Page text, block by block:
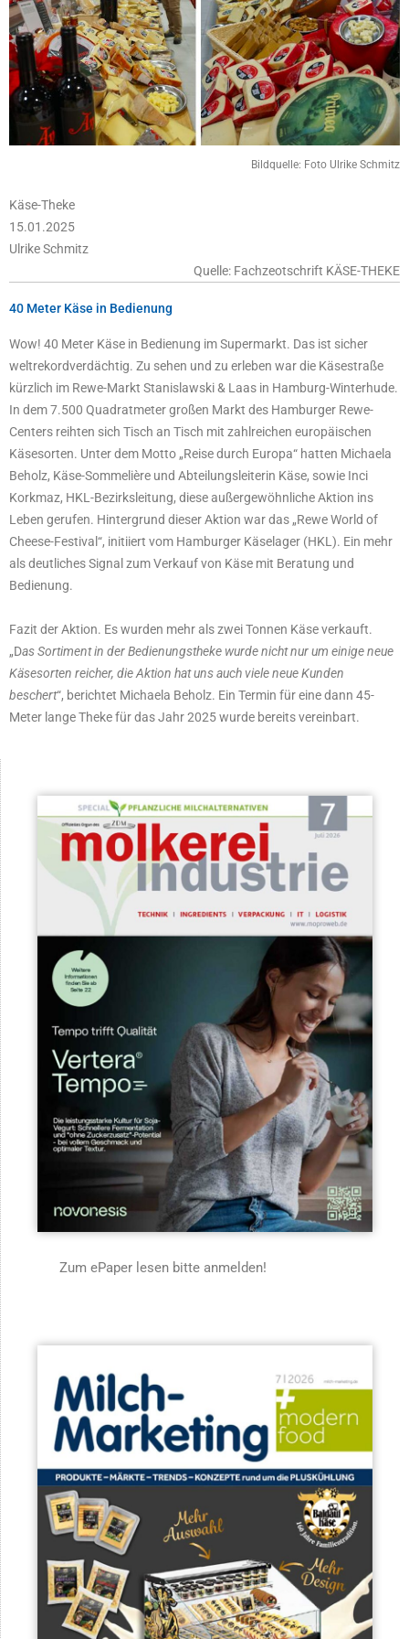
Bildquelle: Foto Ulrike Schmitz
Käse-Theke
15.01.2025
Ulrike Schmitz
Quelle: Fachzeotschrift KÄSE-THEKE
40 Meter Käse in Bedienung
Wow! 40 Meter Käse in Bedienung im Supermarkt. Das ist sicher
weltrekordverdächtig. Zu sehen und zu erleben war die Käsestraße
kürzlich im Rewe-Markt Stanislawski & Laas in Hamburg-Winterhude.
In dem 7.500 Quadratmeter großen Markt des Hamburger Rewe-
Centers reihten sich Tisch an Tisch mit zahlreichen europäischen
Käsesorten. Unter dem Motto „Reise durch Europa“ hatten Michaela
Beholz, Käse-Sommelière und Abteilungsleiterin Käse, sowie Inci
Korkmaz, HKL-Bezirksleitung, diese außergewöhnliche Aktion ins
Leben gerufen. Hintergrund dieser Aktion war das „Rewe World of
Cheese-Festival“, initiiert vom Hamburger Käselager (HKL). Ein mehr
als deutliches Signal zum Verkauf von Käse mit Beratung und
Bedienung.
Fazit der Aktion. Es wurden mehr als zwei Tonnen Käse verkauft.
„Das Sortiment in der Bedienungstheke wurde nicht nur um einige neue
Käsesorten reicher, die Aktion hat uns auch viele neue Kunden
beschert“, berichtet Michaela Beholz. Ein Termin für eine dann 45-
Meter lange Theke für das Jahr 2025 wurde bereits vereinbart.
Zum ePaper lesen bitte anmelden!